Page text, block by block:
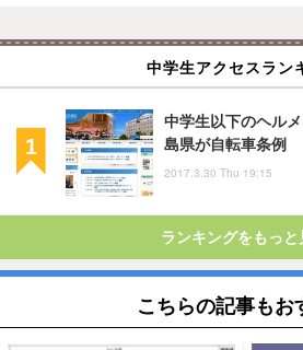
中学生アクセスラン
中学生以下のヘル
島県が自転車条例
2017.3.30 Thu 19:15
ランキングをもっと
こちらの記事もお